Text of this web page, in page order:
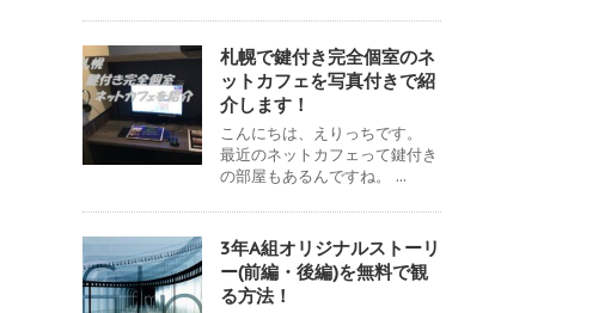
札幌で鍵付き完全個室のネ
ットカフェを写真付きで紹
介します！
こんにちは、えりっちです。
最近のネットカフェって鍵付き
の部屋もあるんですね。 ...
3年A組オリジナルストーリ
ー(前編・後編)を無料で観
る方法！